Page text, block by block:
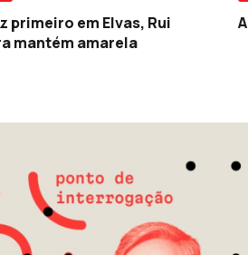
primeiro em Elvas, Rui
mantém amarela